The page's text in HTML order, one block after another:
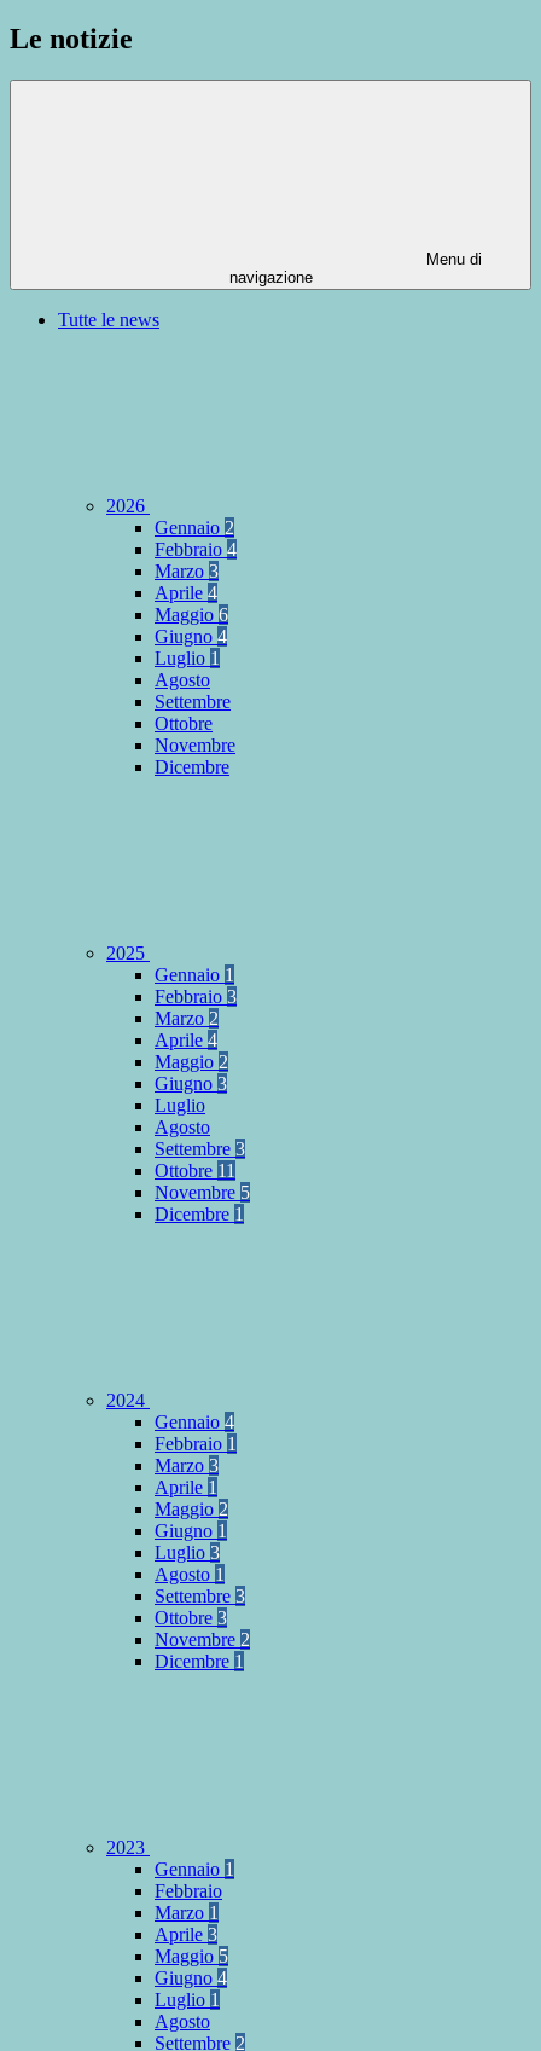
Le notizie
Menu di
navigazione
Tutte le news
2026
Gennaio 2
Febbraio 4
Marzo 3
Aprile 4
Maggio 6
Giugno 4
Luglio 1
Agosto
Settembre
Ottobre
Novembre
Dicembre
2025
Gennaio 1
Febbraio 3
Marzo 2
Aprile 4
Maggio 2
Giugno 3
Luglio
Agosto
Settembre 3
Ottobre 11
Novembre 5
Dicembre 1
2024
Gennaio 4
Febbraio 1
Marzo 3
Aprile 1
Maggio 2
Giugno 1
Luglio 3
Agosto 1
Settembre 3
Ottobre 3
Novembre 2
Dicembre 1
2023
Gennaio 1
Febbraio
Marzo 1
Aprile 3
Maggio 5
Giugno 4
Luglio 1
Agosto
Settembre 2